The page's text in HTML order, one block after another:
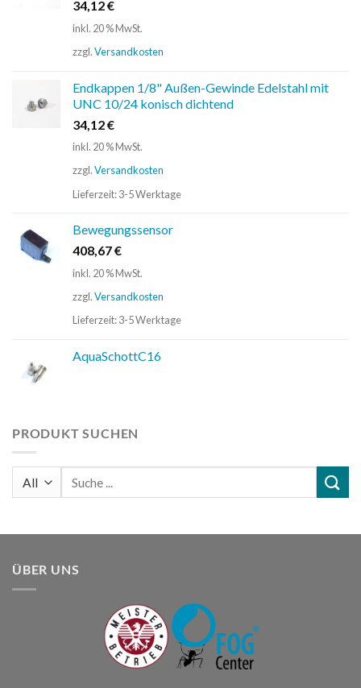
34,12€
inkl. 20 % MwSt.
zzgl.Versandkosten
Endkappen 1/8" Außen-Gewinde Edelstahl mit
UNC 10/24 konisch dichtend
34,12€
inkl. 20 % MwSt.
zzgl.Versandkosten
Lieferzeit:3-5 Werktage
Bewegungssensor
408,67€
inkl. 20 % MwSt.
zzgl.Versandkosten
Lieferzeit:3-5 Werktage
AquaSchottC16
PRODUKT SUCHEN
ÜBER UNS